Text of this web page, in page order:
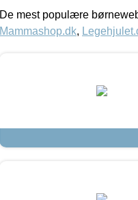
De mest populære
Mammashop.dk,